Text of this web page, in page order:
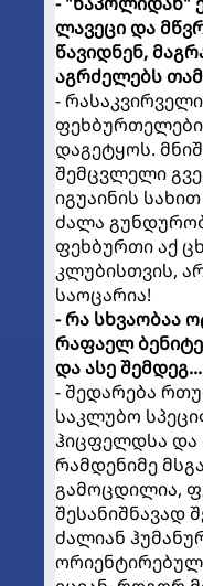
ლავეცი და
წავიდნენ,
აგრძელებს
-
დაგეტყოს.
შემცვლელი
იგუაინის
ძალა
ფეხბურთი აქ
კლუბისთვის,
საოცარია!
- რა სხვაობაა
რაფაელ
და ასე შემდეგ...
- შედარება
საკლუბო
ჰიცფელდსა და
რამდენიმე
გამოცდილია,
შესანიშნავად
ძალიან